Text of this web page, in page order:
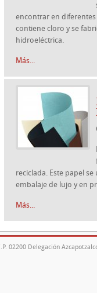
encontrar en
contiene cloro y se
hidroeléctrica.
Más...
reciclada. Este papel
embalaje de lujo y en
Más...
02200 Delegación